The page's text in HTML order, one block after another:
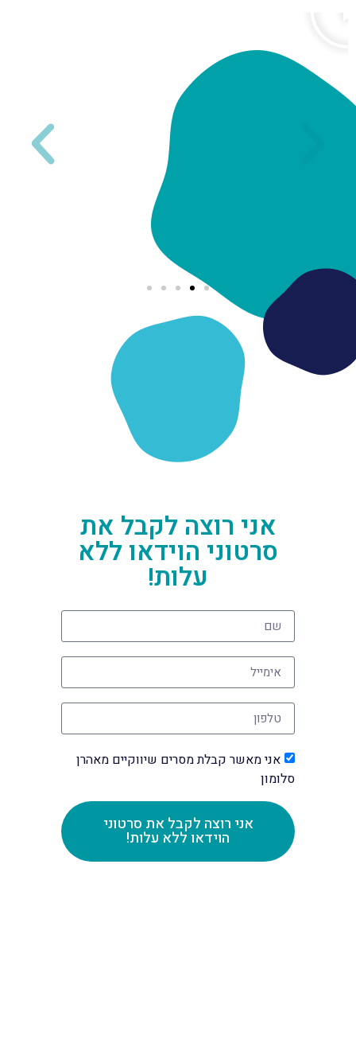
אני רוצה לקבל את
סרטוני הוידאו ללא
עלות!
אני מאשר קבלת מסרים שיווקיים מאהרן
סלומון
אני רוצה לקבל את סרטוני
הוידאו ללא עלות!